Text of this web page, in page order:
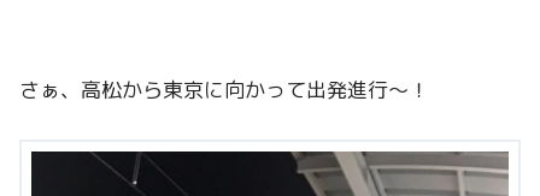
さぁ、高松から東京に向かって出発進行～！